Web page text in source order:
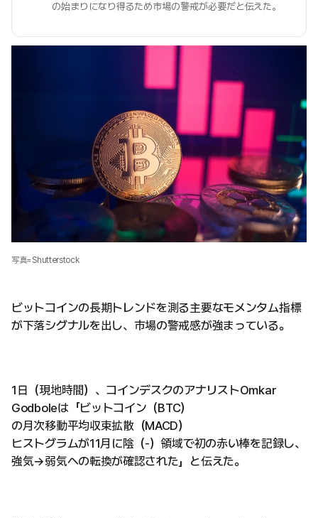
の始まりになり得るため市場の警戒が必要だと伝えた。
写真=Shutterstock
ビットコインの長期トレンドを測る主要なモメンタム指標
が下落シグナルを出し、市場の警戒感が強まっている。
1日（現地時間）、コインデスクのアナリストOmkar
Godboleは「ビットコイン（BTC）
の月次移動平均収束拡散（MACD）
ヒストグラムが11月に陰（-）領域で初の赤い棒を記録し、
強気→弱気への転換が確認された」と伝えた。